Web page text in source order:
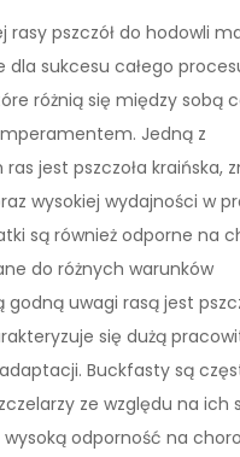
rasy pszczół do hodowli
sukcesu całego
różnią się między sobą
Jedną z
jest pszczoła kraińska,
wysokiej wydajności w
są również odporne na
do różnych warunków
uwagi rasą jest
się dużą
Buckfasty są
ze względu na ich
odporność na